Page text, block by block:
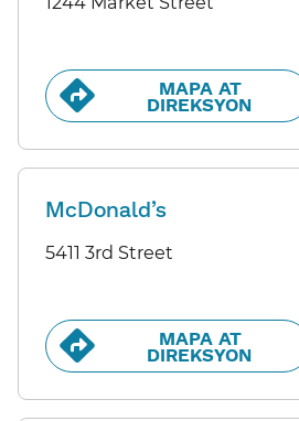
MAPA AT
DIREKSYON​​
McDonald’s
5411 3rd Street
MAPA AT
DIREKSYON​​